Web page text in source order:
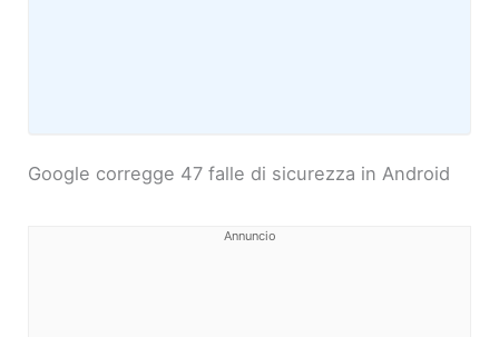
Google corregge 47 falle di sicurezza in Android
Annuncio